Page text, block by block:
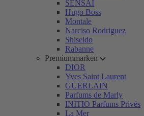
SENSAI
Hugo Boss
Montale
Narciso Rodriguez
Shiseido
Rabanne
Premiummarken
DIOR
Yves Saint Laurent
GUERLAIN
Parfums de Marly
INITIO Parfums Privés
La Mer